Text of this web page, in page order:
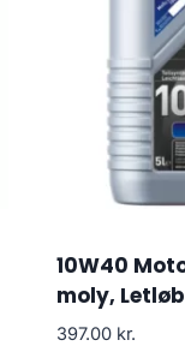
10W40
moly,
397.00 kr.